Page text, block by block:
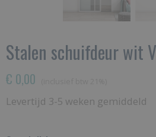
Stalen schuifdeur wit
€ 0,00
Levertijd 3-5 weken gemiddeld